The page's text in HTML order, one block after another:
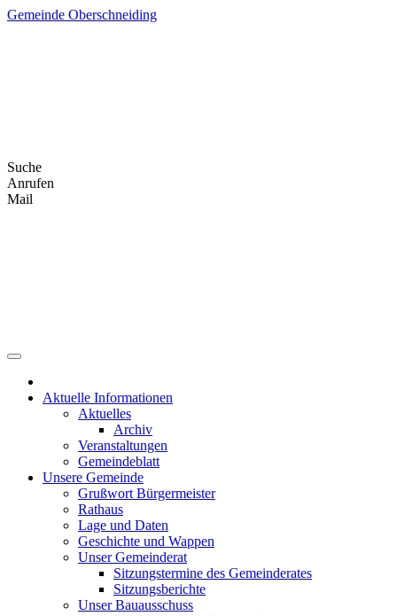
Skip
Gemeinde Oberschneiding
Suche
Anrufen
Mail
Aktuelle Informationen
Aktuelles
Archiv
Veranstaltungen
Gemeindeblatt
Unsere Gemeinde
Grußwort Bürgermeister
Rathaus
Lage und Daten
Geschichte und Wappen
Unser Gemeinderat
Sitzungstermine des Gemeinderates
Sitzungsberichte
Unser Bauausschuss